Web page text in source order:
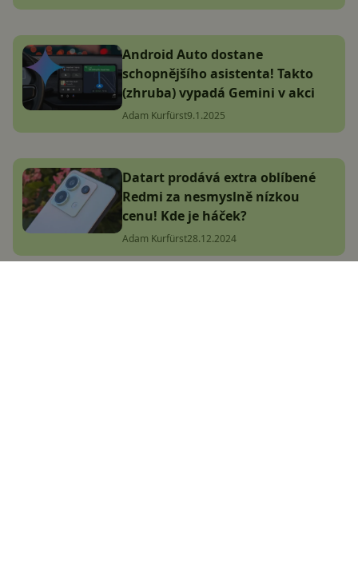
Android Auto dostane
schopnějšího asistenta! Takto
(zhruba) vypadá Gemini v akci
Adam Kurfürst9.1.2025
Datart prodává extra oblíbené
Redmi za nesmyslně nízkou
cenu! Kde je háček?
Adam Kurfürst28.12.2024